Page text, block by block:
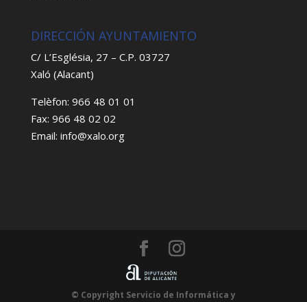
DIRECCIÓN AYUNTAMIENTO
C/ L’Església, 27 – C.P. 03727
Xaló (Alacant)
Telèfon: 966 48 01 01
Fax: 966 48 02 02
Email: info@xalo.org
© Copyright Servicio de Informática y